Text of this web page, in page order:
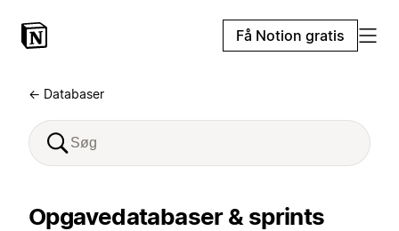
Få Notion gratis
← Databaser
Opgavedatabaser & sprints